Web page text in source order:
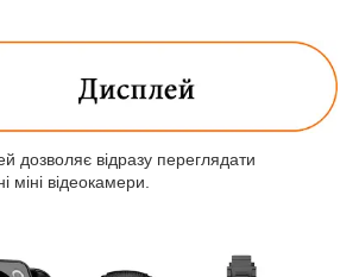
дозволяє відразу переглядати
міні відеокамери.